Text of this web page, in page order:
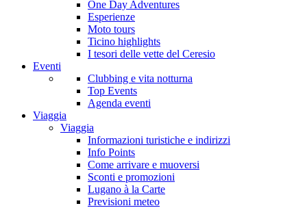
One Day Adventures
Esperienze
Moto tours
Ticino highlights
I tesori delle vette del Ceresio
Eventi
Clubbing e vita notturna
Top Events
Agenda eventi
Viaggia
Viaggia
Informazioni turistiche e indirizzi
Info Points
Come arrivare e muoversi
Sconti e promozioni
Lugano à la Carte
Previsioni meteo